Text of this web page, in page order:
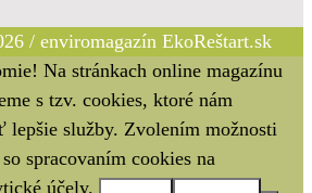
/ enviromagazín EkoReštart.sk
Na stránkach online magazínu
s tzv. cookies, ktoré nám
lepšie služby. Zvolením možnosti
spracovaním cookies na
účely.